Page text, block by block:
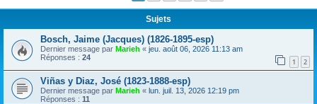
Sujets
Bosch, Jaime (Jacques) (1826-1895-esp)
Dernier message par Marieh « jeu. août 06, 2026 11:13 am
Réponses : 24 1 2
Viñas y Diaz, José (1823-1888-esp)
Dernier message par Marieh « lun. juil. 13, 2026 12:19 pm
Réponses : 11